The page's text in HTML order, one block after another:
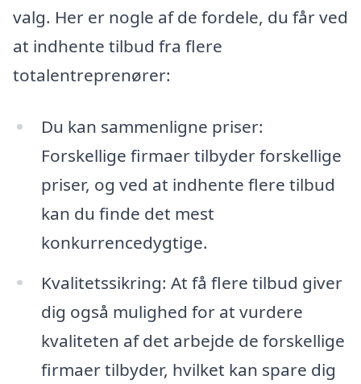
valg. Her er nogle af de fordele, du får ved
at indhente tilbud fra flere
totalentreprenører:
Du kan sammenligne priser:
Forskellige firmaer tilbyder forskellige
priser, og ved at indhente flere tilbud
kan du finde det mest
konkurrencedygtige.
Kvalitetssikring: At få flere tilbud giver
dig også mulighed for at vurdere
kvaliteten af det arbejde de forskellige
firmaer tilbyder, hvilket kan spare dig